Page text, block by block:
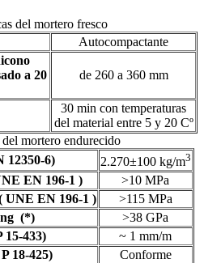
del mortero fresco
Autocompactante
a 20
de 260 a 360 mm
30 min con temperaturas
del material entre 5 y 20 Cº
mortero endurecido
12350-6)
2.270±100 kg/m3
EN 196-1 )
>10 MPa
UNE EN 196-1 )
>115 MPa
(*)
>38 GPa
15-433)
~ 1 mm/m
18-425)
Conforme